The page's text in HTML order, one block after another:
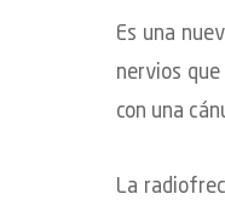
Es una
nervios
con una
La